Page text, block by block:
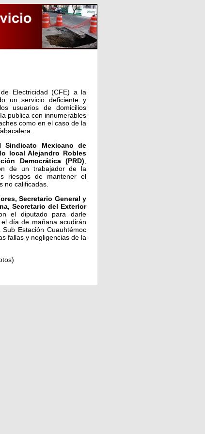
Electricidad (CFE) a la
un servicio deficiente y
usuarios de domicilios
publica con innumerables
como en el caso de la
Sindicato Mexicano de
local Alejandro Robles
Democrática (PRD)
de un trabajador de la
riesgos de mantener el
no calificadas.
Secretario General y
Secretario del Exterior
el diputado para darle
día de mañana acudirán
Estación Cuauhtémoc
fallas y negligencias de la